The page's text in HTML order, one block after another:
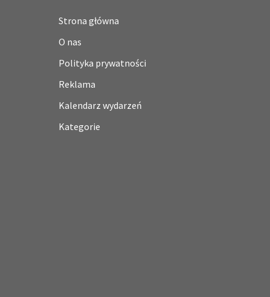
Strona główna
O nas
Polityka prywatności
Reklama
Kalendarz wydarzeń
Kategorie